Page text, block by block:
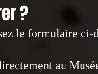
?
le formulaire ci-
au